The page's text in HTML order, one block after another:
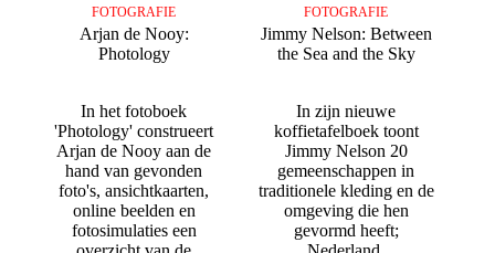
FOTOGRAFIE
Arjan de Nooy:
Photology
In het fotoboek
'Photology' construeert
Arjan de Nooy aan de
hand van gevonden
foto's, ansichtkaarten,
online beelden en
fotosimulaties een
FOTOGRAFIE
Jimmy Nelson: Between
the Sea and the Sky
In zijn nieuwe
koffietafelboek toont
Jimmy Nelson 20
gemeenschappen in
traditionele kleding en de
omgeving die hen
gevormd heeft;